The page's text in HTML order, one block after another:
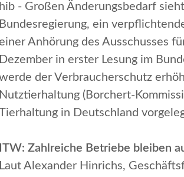
hib - Großen Änderungsbedarf
Bundesregierung, ein
einer Anhörung des Ausschusses
Dezember in erster Lesung im
der Verbraucherschutz
Nutztierhaltung (Borchert-
in Deutschland
ITW: Zahlreiche Betriebe bleiben
Laut Alexander Hinrichs,